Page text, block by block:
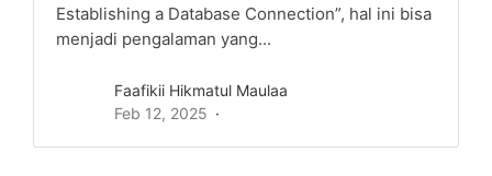
Establishing a Database Connection”, hal ini bisa
menjadi pengalaman yang...
Faafikii Hikmatul Maulaa
Feb 12, 2025